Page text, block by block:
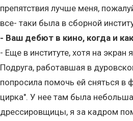
препятствия лучше меня,
все- таки была в сборной
- Ваш дебют в кино, когда и
- Еще в институте, хотя на экран
Подруга, работавшая в
попросила помочь ей сняться в
цирка". У нее там была
дрессировщицы, я за кадром